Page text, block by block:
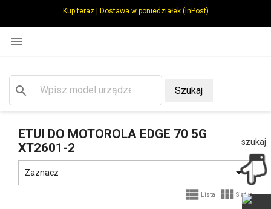
Kup teraz | Dostawa w poniedziałek (InPost)

search Szukaj
ETUI DO MOTOROLA EDGE 70 5G
XT2601-2
Zaznacz 
 Lista  Siatka
szukaj